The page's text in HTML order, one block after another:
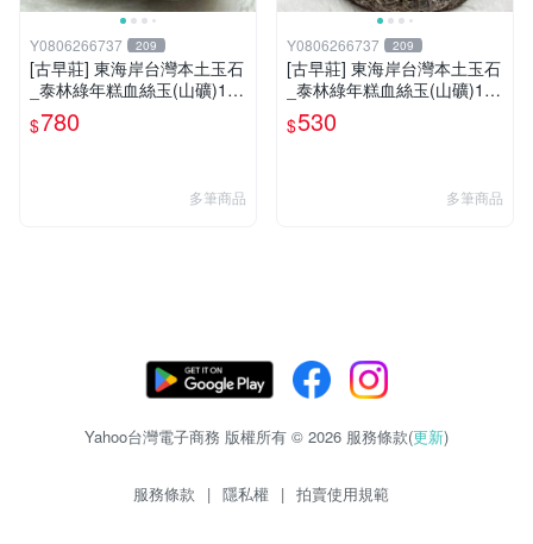
Y0806266737 209
[古早莊] 東海岸台灣本土玉石
_泰林綠年糕血絲玉(山礦)130
g..QQ.溫潤.雕刻上選好料_綠
009
$780
多筆商品
Y0806266737 209
[古早莊] 東海岸台灣本土玉石
_泰林綠年糕血絲玉(山礦)175
g..QQ.溫潤.雕刻上選好料_綠
005
$530
多筆商品
Yahoo台灣電子商務 版權所有 © 2026 服務條款(更新)
服務條款 | 隱私權 | 拍賣使用規範